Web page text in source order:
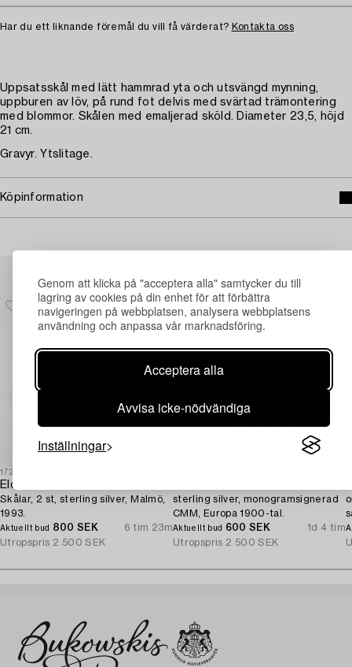
Genom att klicka på "acceptera alla" samtycker du till
lagring av cookies på din enhet för att förbättra
navigeringen på webbplatsen, analysera webbplatsens
användning och anpassa vår marknadsföring.
Acceptera alla
Avvisa icke-nödvändiga
Inställningar
Har du ett liknande föremål du vill få värderat? Kontakta oss
Uppsatsskål med lätt hammrad yta och utsvängd mynning,
uppburen av löv, på rund fot delvis med svärtad trämontering
med blommor. Skålen med emaljerad sköld. Diameter 23,5, höjd
21 cm.
Gravyr. Ytslitage.
Köpinformation
1723174
Elon Arenhill
Skålar, 2 st, sterling silver, Malmö,
1993.
Aktuellt bud 800 SEK
6 tim 23m
Utropspris 2 500 SEK
sterling silver, monogramsignerad
CMM, Europa 1900-tal.
Aktuellt bud 600 SEK
1d 4 tim
Utropspris 2 500 SEK